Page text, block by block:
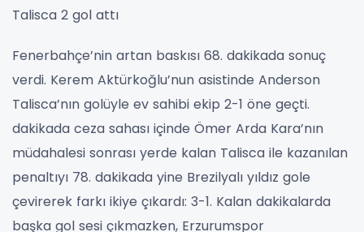
Talisca 2 gol attı
Fenerbahçe’nin artan baskısı 68. dakikada sonuç
verdi. Kerem Aktürkoğlu’nun asistinde Anderson
Talisca’nın golüyle ev sahibi ekip 2-1 öne geçti.
dakikada ceza sahası içinde Ömer Arda Kara’nın
müdahalesi sonrası yerde kalan Talisca ile kazanılan
penaltıyı 78. dakikada yine Brezilyalı yıldız gole
çevirerek farkı ikiye çıkardı: 3-1. Kalan dakikalarda
başka gol sesi çıkmazken, Erzurumspor